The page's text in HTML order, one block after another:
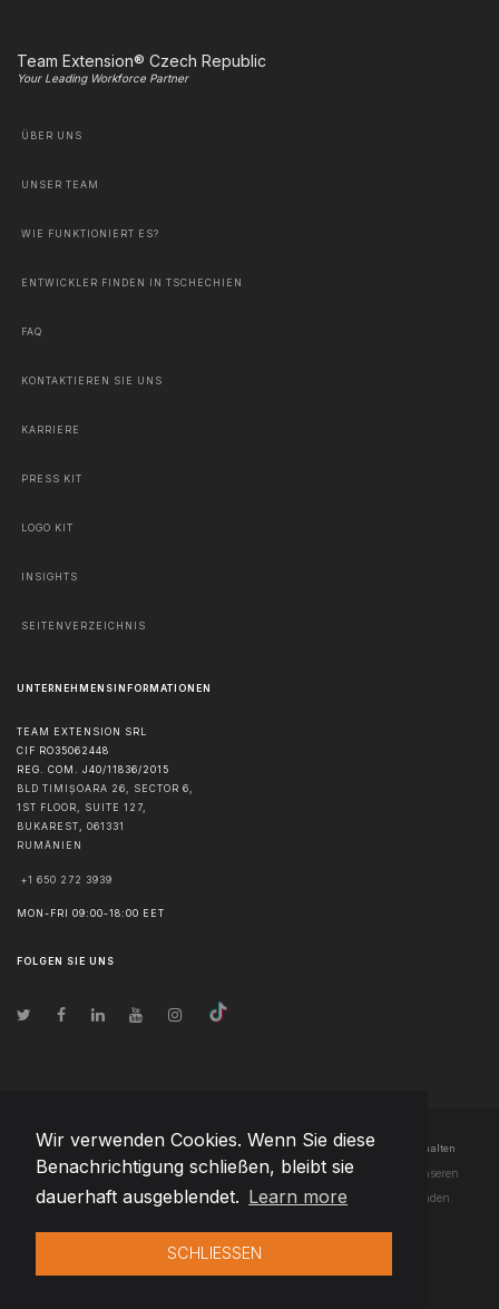
Wir verwenden Cookies. Wenn Sie diese
Benachrichtigung schließen, bleibt sie
dauerhaft ausgeblendet. Learn more
SCHLIESSEN
Team Extension® Czech Republic
Your Leading Workforce Partner
ÜBER UNS
UNSER TEAM
WIE FUNKTIONIERT ES?
ENTWICKLER FINDEN IN TSCHECHIEN
FAQ
KONTAKTIEREN SIE UNS
KARRIERE
PRESS KIT
LOGO KIT
INSIGHTS
SEITENVERZEICHNIS
UNTERNEHMENSINFORMATIONEN
TEAM EXTENSION SRL
CIF RO35062448
REG. COM. J40/11836/2015
BLD TIMIȘOARA 26, SECTOR 6,
1ST FLOOR, SUITE 127,
BUKAREST, 061331
RUMÄNIEN
+1 650 272 3939
MON-FRI 09:00-18:00 EET
FOLGEN SIE UNS
© Urheberrecht 2026 Team Extension Czech Republic- Alle Rechte vorbehalten
Changelog● Durch die Nutzung dieser Website erklären Sie sich mit unseren
Nutzungsbedingungen und unserer Datenschutzerklärung einverstanden.